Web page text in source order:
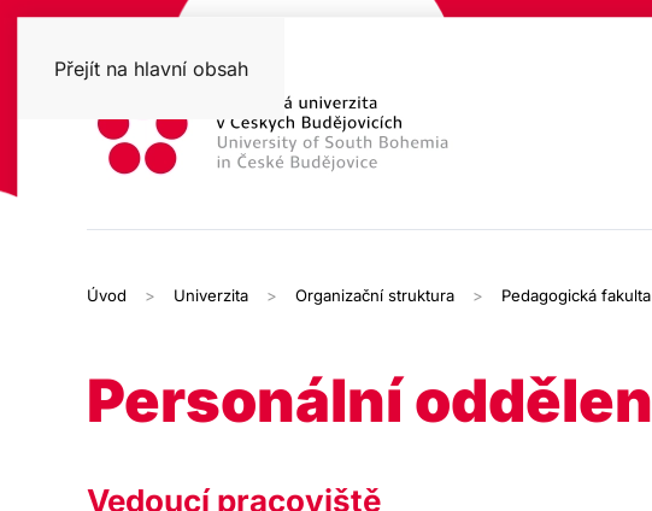
Přejít na hlavní obsah
Úvod Univerzita Organizační struktura Pedagogická fakulta
Personální
Vedoucí pracoviště